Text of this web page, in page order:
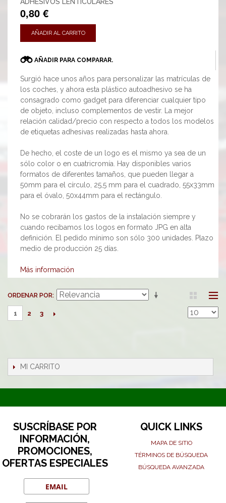
0,80 €
AÑADIR AL CARRITO
AÑADIR PARA COMPARAR.
Surgió hace unos años para personalizar las matrículas de
los coches, y ahora esta plástico autoadhesivo se ha
consagrado como gadget para diferenciar cualquier tipo
de objeto, incluso complementos de vestir. La mejor
relación calidad/precio con respecto a todos los modelos
de etiquetas adhesivas realizadas hasta ahora.
De hecho, el coste de un logo es el mismo ya sea de un
sólo color o en cuatricromía. Hay disponibles varios
formatos de diferentes tamaños, que pueden llegar a
50mm para el círculo, 25,5 mm para el cuadrado, 55x33mm
para el óvalo, 50x44mm para el rectángulo.
No se cobrarán los gastos de la instalación siempre y
cuando recibamos los logos en formato JPG en alta
definición. El pedido mínimo son sólo 300 unidades. Plazo
medio de producción 25 días.
Más información
ORDENAR POR
1 2 3
MI CARRITO
SUSCRÍBASE POR
INFORMACIÓN,
PROMOCIONES,
OFERTAS ESPECIALES
QUICK LINKS
MAPA DE SITIO
TÉRMINOS DE BÚSQUEDA
BÚSQUEDA AVANZADA